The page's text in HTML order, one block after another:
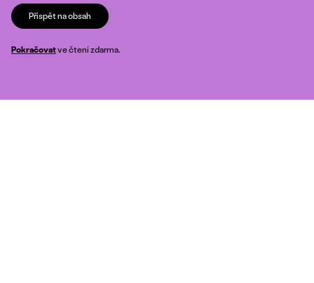
Přispět na obsah
Pokračovatve čtení zdarma.